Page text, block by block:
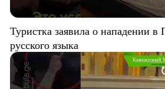
Туристка заявила о нападении в
русского языка